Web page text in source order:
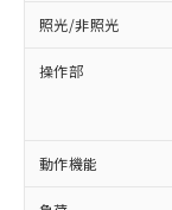
照光/非照光
操作部
動作機能